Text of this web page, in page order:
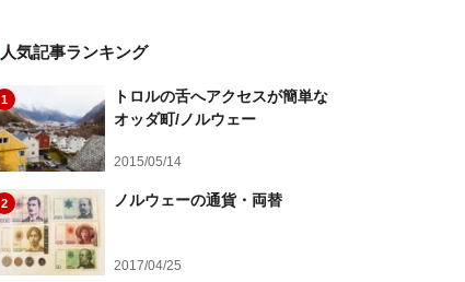
人気記事ランキング
1
トロルの舌へアクセスが簡単な
オッダ町/ノルウェー
2015/05/14
2 ノルウェーの通貨・両替
2017/04/25